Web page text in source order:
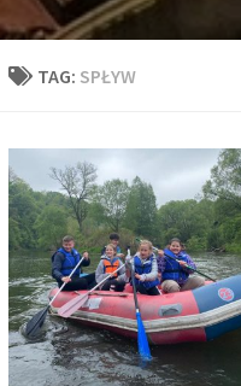
TAG: SPŁYW